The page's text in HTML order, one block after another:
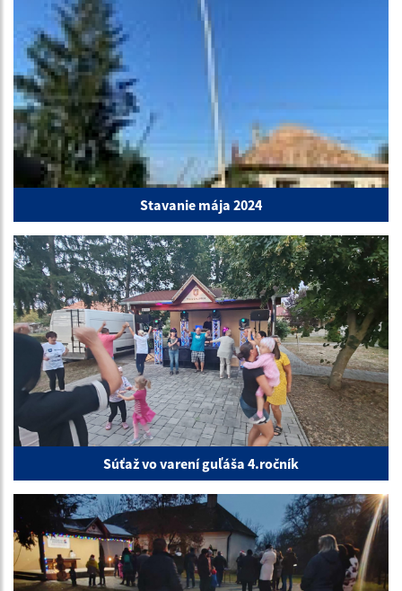
Stavanie mája 2024
Súťaž vo varení guľáša 4.ročník